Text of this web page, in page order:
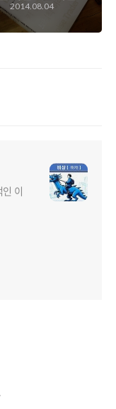
의 심오함을 잘
여주는 통계학의
, 네이트 실버의
2014.08.04
이